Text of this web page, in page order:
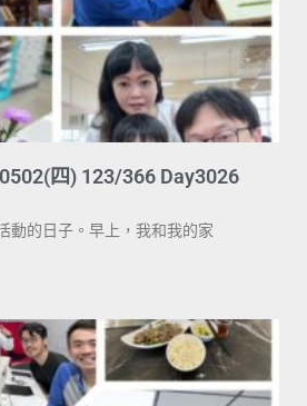
四) 123/366 Day3026
動的日子。早上，我和我的家